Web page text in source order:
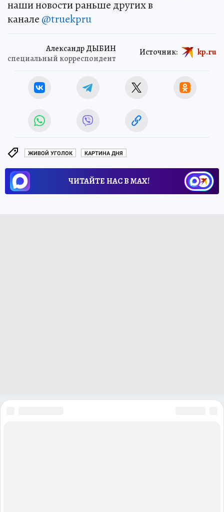
наши новости раньше других в
канале @truekpru
Александр ДЫБИН
специальный корреспондент
Источник: kp.ru
ЖИВОЙ УГОЛОК КАРТИНА ДНЯ
ЧИТАЙТЕ НАС В МАХ!